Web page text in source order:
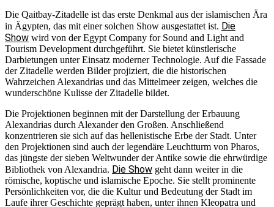
Die Qaitbay-Zitadelle ist das erste Denkmal aus der islamischen Ära
in Ägypten, das mit einer solchen Show ausgestattet ist. Die
Show wird von der Egypt Company for Sound and Light and
Tourism Development durchgeführt. Sie bietet künstlerische
Darbietungen unter Einsatz moderner Technologie. Auf die Fassade
der Zitadelle werden Bilder projiziert, die die historischen
Wahrzeichen Alexandrias und das Mittelmeer zeigen, welches die
wunderschöne Kulisse der Zitadelle bildet.
Die Projektionen beginnen mit der Darstellung der Erbauung
Alexandrias durch Alexander den Großen. Anschließend
konzentrieren sie sich auf das hellenistische Erbe der Stadt. Unter
den Projektionen sind auch der legendäre Leuchtturm von Pharos,
das jüngste der sieben Weltwunder der Antike sowie die ehrwürdige
Bibliothek von Alexandria. Die Show geht dann weiter in die
römische, koptische und islamische Epoche. Sie stellt prominente
Persönlichkeiten vor, die die Kultur und Bedeutung der Stadt im
Laufe ihrer Geschichte geprägt haben, unter ihnen Kleopatra und